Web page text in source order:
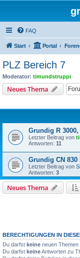
FAQ
Start Portal
PLZ Bereich 7
Moderator: timundstruppi
Neues Thema
Grundig R
Letzter Beitrag von
Antworten: 11
Grundig CN 830
Letzter Beitrag von
Antworten: 3
Neues Thema
BERECHTIGUNGEN IN
Du darfst keine neuen Themen
Du darfst keineAntworten zu